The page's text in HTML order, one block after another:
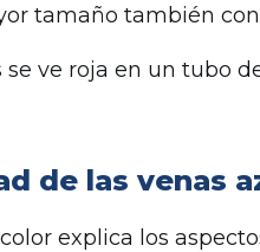
tamaño también
ve roja en un tubo
de las venas
explica los